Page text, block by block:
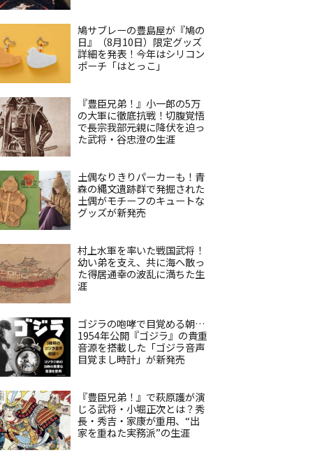
鳩サブレーの豊島屋が『鳩の
日』（8月10日）限定グッズ
詳細を発表！今年はシリコン
ポーチ「はとっこ」
『豊臣兄弟！』小一郎の5万
の大軍に徹底抗戦！切腹覚悟
で長宗我部元親に降伏を迫っ
た武将・谷忠澄の生涯
土偶なりきりパーカーも！青
森の縄文遺跡群で発掘された
土偶がモチーフのキュートな
グッズが新発売
村上水軍を率いた戦国武将！
幼い弟を支え、共に海へ散っ
た得居通幸の波乱に満ちた生
涯
ゴジラの咆哮で目覚める朝…
1954年公開『ゴジラ』の貴重
音源を搭載した「ゴジラ音声
目覚まし時計」が新発売
『豊臣兄弟！』で萩原護が演
じる武将・小堀正次とは？秀
長・秀吉・家康が重用、“出
家を重ねた実務派”の生涯